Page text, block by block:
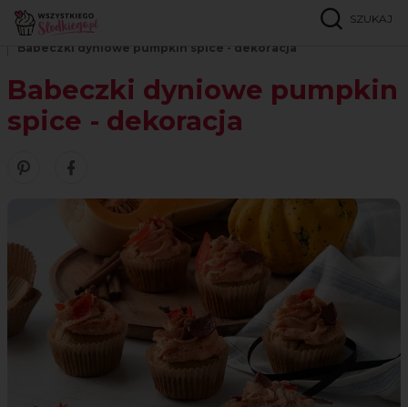
SZUKAJ
Strona główna
Babeczki dyniowe pumpkin spice - dekoracja
Babeczki dyniowe pumpkin
spice - dekoracja
Zobacz nasze piny w serwisie Pinterest
Śledź nas na Facebooku